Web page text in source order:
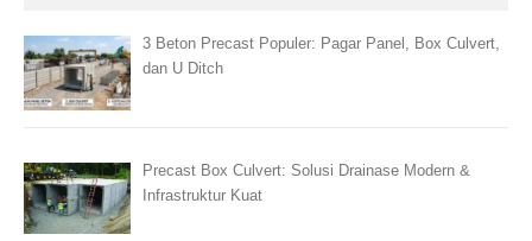
3 Beton Precast Populer: Pagar Panel, Box Culvert,
dan U Ditch
Precast Box Culvert: Solusi Drainase Modern &
Infrastruktur Kuat